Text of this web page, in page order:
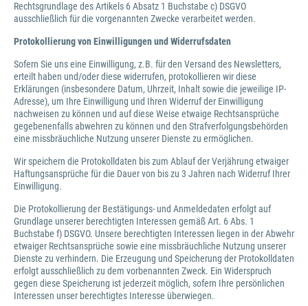
Rechtsgrundlage des Artikels 6 Absatz 1 Buchstabe c) DSGVO
ausschließlich für die vorgenannten Zwecke verarbeitet werden.
Protokollierung von Einwilligungen und Widerrufsdaten
Sofern Sie uns eine Einwilligung, z.B. für den Versand des Newsletters,
erteilt haben und/oder diese widerrufen, protokollieren wir diese
Erklärungen (insbesondere Datum, Uhrzeit, Inhalt sowie die jeweilige IP-
Adresse), um Ihre Einwilligung und Ihren Widerruf der Einwilligung
nachweisen zu können und auf diese Weise etwaige Rechtsansprüche
gegebenenfalls abwehren zu können und den Strafverfolgungsbehörden
eine missbräuchliche Nutzung unserer Dienste zu ermöglichen.
Wir speichern die Protokolldaten bis zum Ablauf der Verjährung etwaiger
Haftungsansprüche für die Dauer von bis zu 3 Jahren nach Widerruf Ihrer
Einwilligung.
Die Protokollierung der Bestätigungs- und Anmeldedaten erfolgt auf
Grundlage unserer berechtigten Interessen gemäß Art. 6 Abs. 1
Buchstabe f) DSGVO. Unsere berechtigten Interessen liegen in der Abwehr
etwaiger Rechtsansprüche sowie eine missbräuchliche Nutzung unserer
Dienste zu verhindern. Die Erzeugung und Speicherung der Protokolldaten
erfolgt ausschließlich zu dem vorbenannten Zweck. Ein Widerspruch
gegen diese Speicherung ist jederzeit möglich, sofern Ihre persönlichen
Interessen unser berechtigtes Interesse überwiegen.